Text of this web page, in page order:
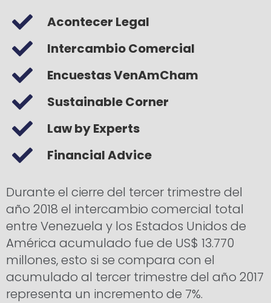
Acontecer Legal
Intercambio Comercial
Encuestas VenAmCham
Sustainable Corner
Law by Experts
Financial Advice
Durante el cierre del tercer trimestre del
año 2018 el intercambio comercial total
entre Venezuela y los Estados Unidos de
América acumulado fue de US$ 13.770
millones, esto si se compara con el
acumulado al tercer trimestre del año 2017
representa un incremento de 7%.